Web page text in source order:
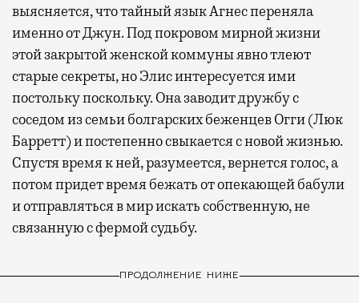
выясняется, что тайный язык Агнес переняла
именно от Джун. Под покровом мирной жизни
этой закрытой женской коммуны явно тлеют
старые секреты, но Элис интересуется ими
постольку поскольку. Она заводит дружбу с
соседом из семьи болгарских беженцев Огги (Люк
Барретт) и постепенно свыкается с новой жизнью.
Спустя время к ней, разумеется, вернется голос, а
потом придет время бежать от опекающей бабули
и отправляться в мир искать собственную, не
связанную с фермой судьбу.
ПРОДОЛЖЕНИЕ НИЖЕ